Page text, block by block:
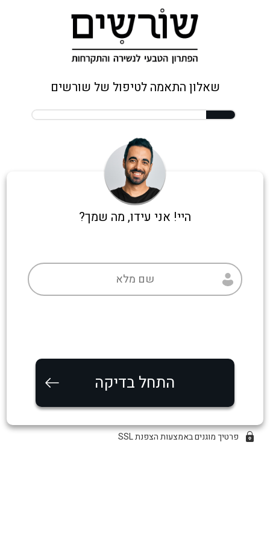
שאלון התאמה לטיפול של שורשים
היי! אני עידו, מה שמך?
התחל בדיקה
פרטיך מוגנים באמצעות הצפנת SSL